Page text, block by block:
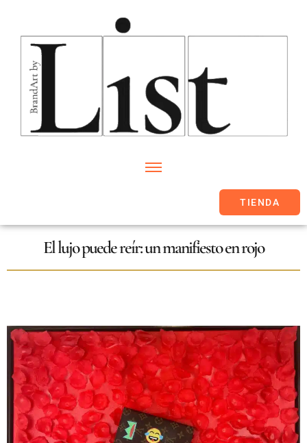
TIENDA
El lujo puede reír: un manifiesto en rojo